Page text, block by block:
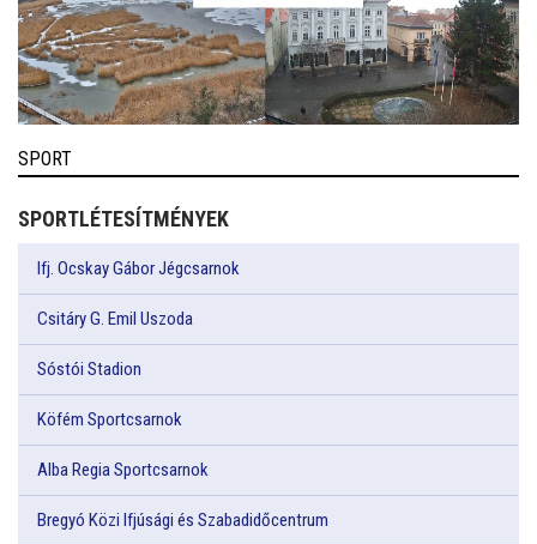
SPORT
SPORTLÉTESÍTMÉNYEK
Ifj. Ocskay Gábor Jégcsarnok
Csitáry G. Emil Uszoda
Sóstói Stadion
Köfém Sportcsarnok
Alba Regia Sportcsarnok
Bregyó Közi Ifjúsági és Szabadidőcentrum